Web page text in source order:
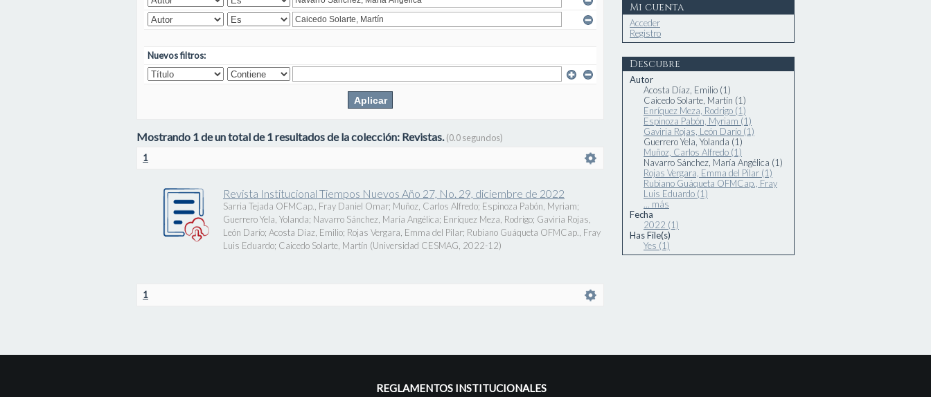
Nuevos filtros:
Mostrando 1 de un total de 1 resultados de la colección: Revistas.(0.0 segundos)
1
Revista Institucional Tiempos Nuevos Año 27, No. 29, diciembre de 2022
Sarria Tejada OFMCap., Fray Daniel Omar; Muñoz, Carlos Alfredo; Espinoza Pabón, Myriam;
Guerrero Yela, Yolanda; Navarro Sánchez, María Angélica; Enríquez Meza, Rodrigo; Gaviria Rojas,
León Darío; Acosta Díaz, Emilio; Rojas Vergara, Emma del Pilar; Rubiano Guáqueta OFMCap., Fray
Luis Eduardo; Caicedo Solarte, Martín (Universidad CESMAG 2022-12)
1
Mi cuenta
Acceder
Registro
Descubre
Autor
Acosta Díaz, Emilio (1)
Caicedo Solarte, Martín (1)
Enríquez Meza, Rodrigo (1)
Espinoza Pabón, Myriam (1)
Gaviria Rojas, León Darío (1)
Guerrero Yela, Yolanda (1)
Muñoz, Carlos Alfredo (1)
Navarro Sánchez, María Angélica (1)
Rojas Vergara, Emma del Pilar (1)
Rubiano Guáqueta OFMCap., Fray
Luis Eduardo (1)
... más
Fecha
2022 (1)
Has File(s)
Yes (1)
REGLAMENTOS INSTITUCIONALES